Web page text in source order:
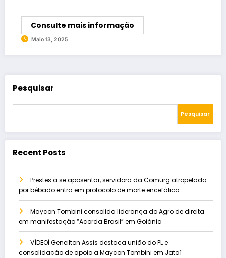
Consulte mais informação
Maio 13, 2025
Pesquisar
Pesquisar
Recent Posts
Prestes a se aposentar, servidora da Comurg atropelada
por bêbado entra em protocolo de morte encefálica
Maycon Tombini consolida liderança do Agro de direita
em manifestação “Acorda Brasil” em Goiânia
VÍDEO| Geneilton Assis destaca união do PL e
consolidação de apoio a Maycon Tombini em Jataí